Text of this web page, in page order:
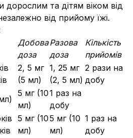
дорослим та дітям віком від
від прийому їжі.
Добова
доза
Разова
доза
Кількість
прийомів
2, 5 мг
(5 мл)
1, 25 мг
(2, 5 мл)
2 рази на
добу
5 мг (10
мл)
1 раз на
добу
5 мг (10
мл)
5 мг (10
мл)
1 раз на
добу